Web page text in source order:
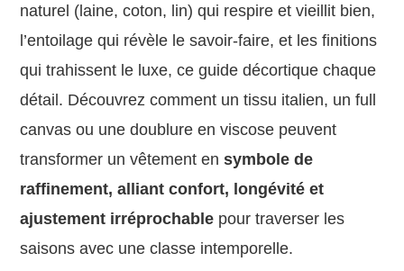
naturel (laine, coton, lin) qui respire et vieillit bien,
l’entoilage qui révèle le savoir-faire, et les finitions
qui trahissent le luxe, ce guide décortique chaque
détail. Découvrez comment un tissu italien, un full
canvas ou une doublure en viscose peuvent
transformer un vêtement ensymbole de
raffinement, alliant confort, longévité et
ajustement irréprochable pour traverser les
saisons avec une classe intemporelle.